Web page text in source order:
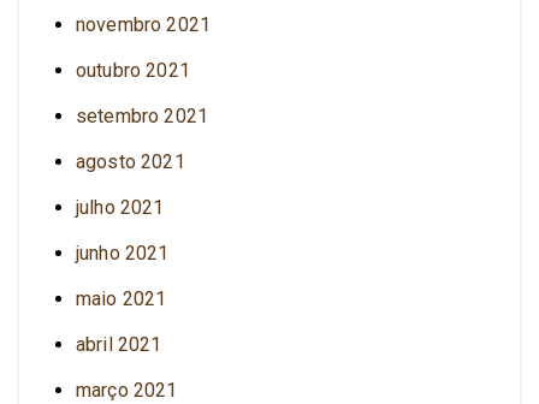
novembro 2021
outubro 2021
setembro 2021
agosto 2021
julho 2021
junho 2021
maio 2021
abril 2021
março 2021